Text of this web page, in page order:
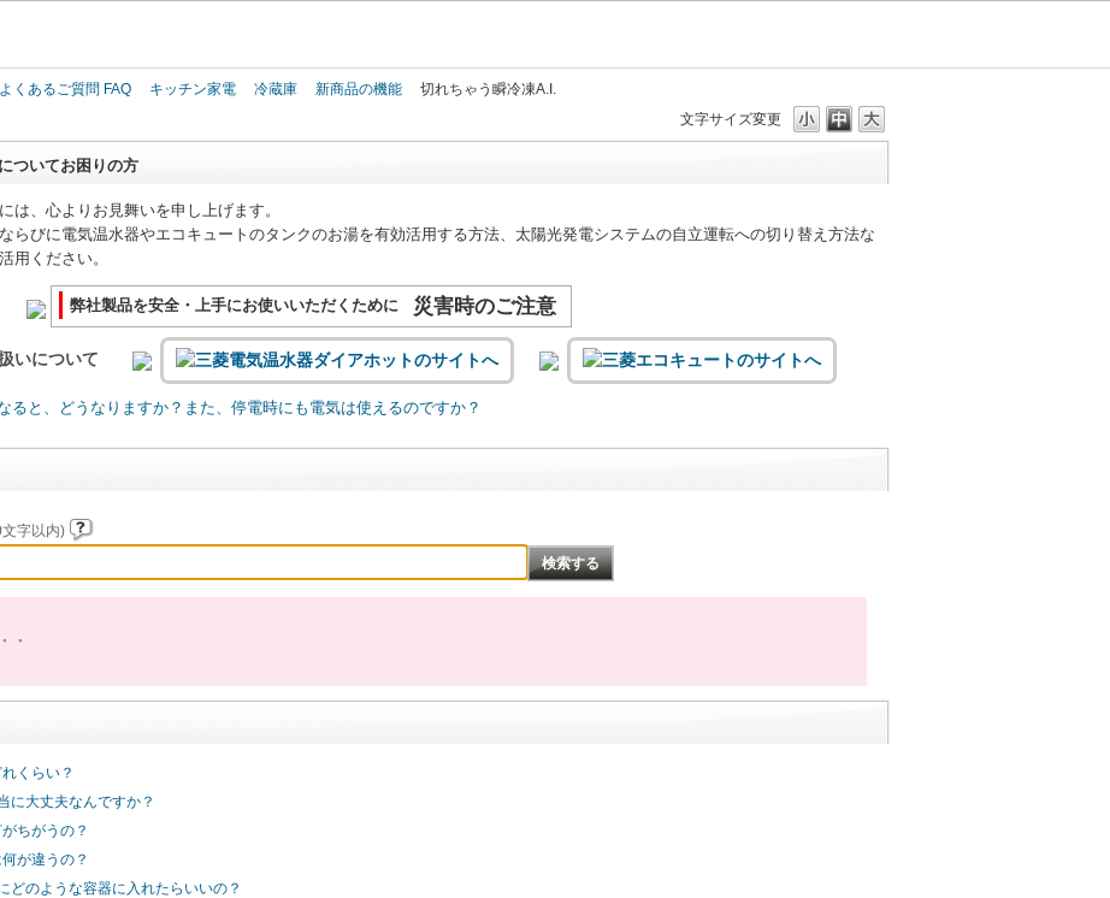
よくあるご質問 FAQ キッチン家電 冷蔵庫 新商品の機能
切れちゃう瞬冷凍A.I.
文字サイズ変更
ついてお困りの方
は、心よりお見舞いを申し上げます。
らびに電気温水器やエコキュートのタンクのお湯を有効活用する方法、太陽光発電システムの自立運転への切り替え方法な
用ください。
弊社製品を安全・上手にお使いいただくために 災害時のご注意
いについて
ると、どうなりますか？また、停電時にも電気は使えるのですか？
字以内)
・
くらい？
に大丈夫なんですか？
ちがうの？
が違うの？
どのような容器に入れたらいいの？